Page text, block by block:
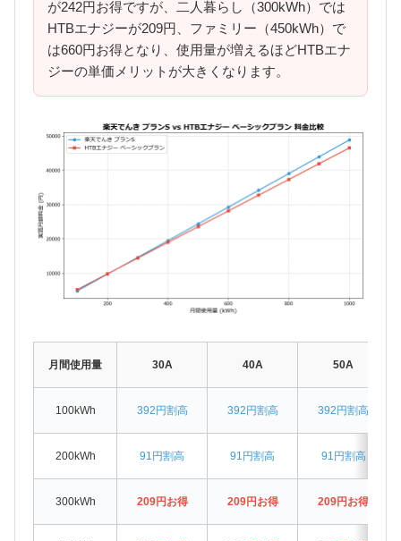
が242円お得ですが、二人暮らし（300kWh）では
HTBエナジーが209円、ファミリー（450kWh）で
は660円お得となり、使用量が増えるほどHTBエナ
ジーの単価メリットが大きくなります。
月間使用量 30A 40A 50A
100kWh 392円割高 392円割高 392円割高
200kWh 91円割高 91円割高 91円割高
300kWh 209円お得 209円お得 209円お得